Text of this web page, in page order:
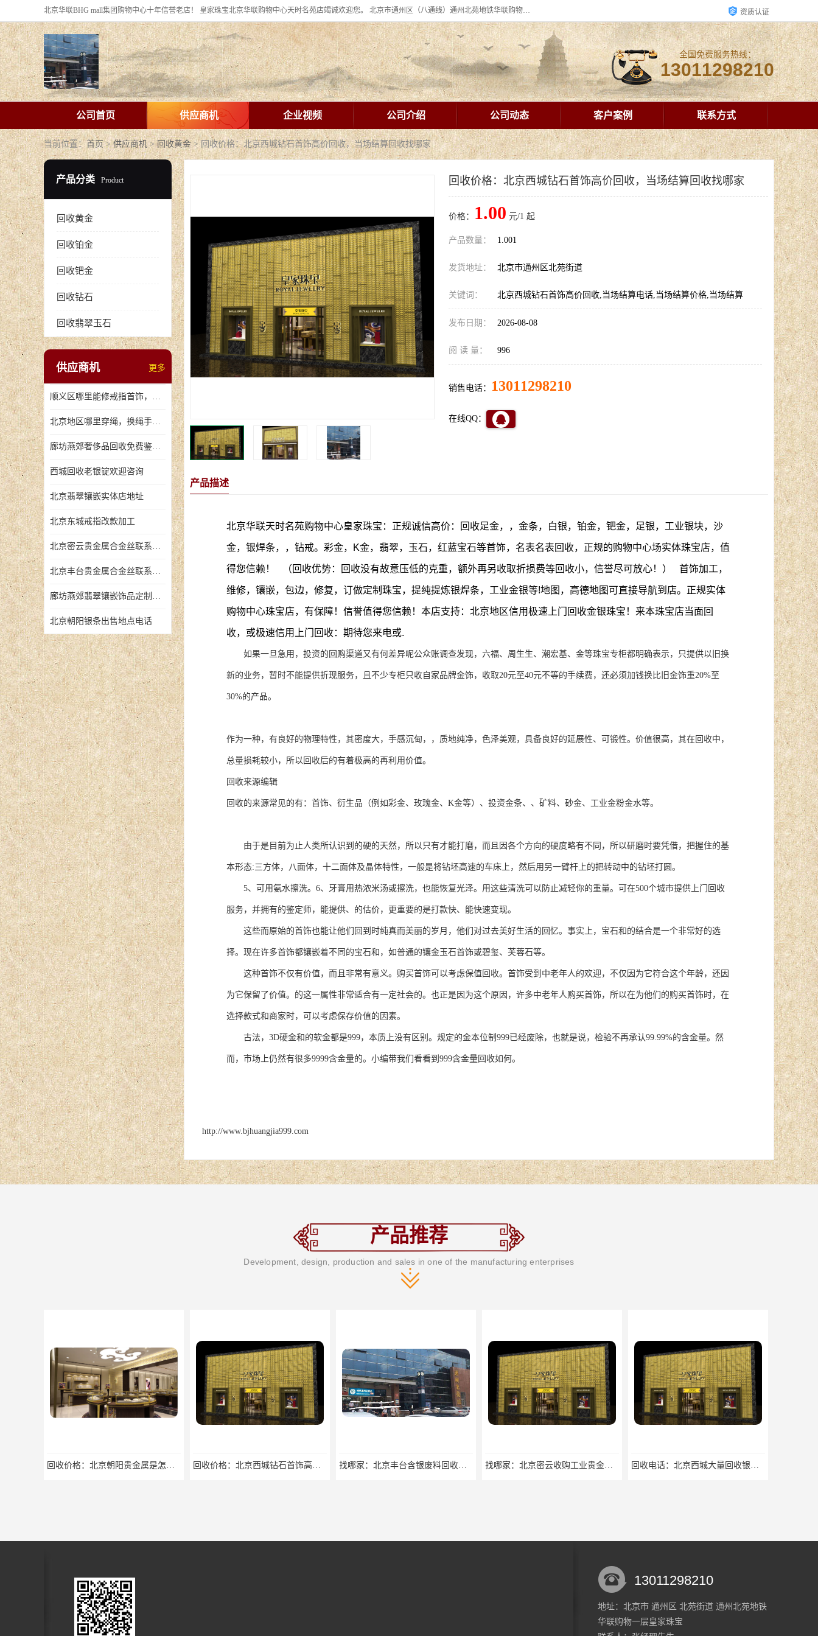
北京华联BHG mall集团购物中心十年信誉老店！ 皇家珠宝北京华联购物中心天时名苑店竭诚欢迎您。 北京市通州区（八通线）通州北苑地铁华联购物中心一层皇家珠宝 北京皇家珠宝通州黄金回收黄金首饰加工店（八通线: 通州北苑地铁华联店）：通州区通州北苑地铁华联购物中心一层皇家珠宝。 资质认证
全国免费服务热线：
13011298210
公司首页 供应商机 企业视频 公司介绍 公司动态 客户案例 联系方式
当前位置： 首页>供应商机 >回收黄金> 回收价格：北京西城钻石首饰高价回收，当场结算回收找哪家
产品分类 Product
回收黄金
回收铂金
回收钯金
回收钻石
回收翡翠玉石
供应商机 更多
顺义区哪里能修戒指首饰，爪断裂了
北京地区哪里穿绳，换绳手串的地方
廊坊燕郊奢侈品回收免费鉴定，无手续费回收价格
西城回收老银锭欢迎咨询
北京翡翠镶嵌实体店地址
北京东城戒指改款加工
北京密云贵金属合金丝联系地址
北京丰台贵金属合金丝联系地址
廊坊燕郊翡翠镶嵌饰品定制店铺
北京朝阳银条出售地点电话
回收价格：北京西城钻石首饰高价回收，当场结算回收找哪家
价格： 1.00 元/1 起
产品数量： 1.001
发货地址： 北京市通州区北苑街道
关键词： 北京西城钻石首饰高价回收,当场结算电话,当场结算价格,当场结算
发布日期： 2026-08-08
阅 读 量： 996
销售电话： 13011298210
在线QQ：
产品描述
北京华联天时名苑购物中心皇家珠宝：正规诚信高价：回收足金，，金条，白银，铂金，钯金，足银，工业银块，沙
金，银焊条，，钻戒。彩金，K金，翡翠，玉石，红蓝宝石等首饰，名表名表回收，正规的购物中心场实体珠宝店，值
得您信赖！ （回收优势：回收没有故意压低的克重，额外再另收取折损费等回收小，信誉尽可放心！） 首饰加工，
维修，镶嵌，包边，修复，订做定制珠宝，提纯提炼银焊条，工业金银等!地图，高德地图可直接导航到店。正规实体
购物中心珠宝店，有保障！信誉值得您信赖！本店支持：北京地区信用极速上门回收金银珠宝！来本珠宝店当面回
收，或极速信用上门回收：期待您来电或.
如果一旦急用，投资的回购渠道又有何差异呢公众账调查发现，六福、周生生、潮宏基、金等珠宝专柜都明确表示，只提供以旧换
新的业务，暂时不能提供折现服务，且不少专柜只收自家品牌金饰，收取20元至40元不等的手续费，还必须加钱换比旧金饰重20%至
30%的产品。
作为一种，有良好的物理特性，其密度大，手感沉甸，，质地纯净，色泽美观，具备良好的延展性、可锻性。价值很高，其在回收中，
总量损耗较小，所以回收后的有着极高的再利用价值。
回收来源编辑
回收的来源常见的有：首饰、衍生品（例如彩金、玫瑰金、K金等）、投资金条、、矿料、砂金、工业金粉金水等。
由于是目前为止人类所认识到的硬的天然，所以只有才能打磨，而且因各个方向的硬度略有不同，所以研磨时要凭借，把握住的基
本形态:三方体，八面体，十二面体及晶体特性，一般是将钻坯高速的车床上，然后用另一臂杆上的把转动中的钻坯打圆。
5、可用氨水擦洗。6、牙膏用热浓米汤或擦洗，也能恢复光泽。用这些清洗可以防止减轻你的重量。可在500个城市提供上门回收
服务，并拥有的鉴定师，能提供、的估价，更重要的是打款快、能快速变现。
这些而原始的首饰也能让他们回到时纯真而美丽的岁月，他们对过去美好生活的回忆。事实上，宝石和的结合是一个非常好的选
择。现在许多首饰都镶嵌着不同的宝石和，如普通的镶金玉石首饰或碧玺、芙蓉石等。
这种首饰不仅有价值，而且非常有意义。购买首饰可以考虑保值回收。首饰受到中老年人的欢迎，不仅因为它符合这个年龄，还因
为它保留了价值。的这一属性非常适合有一定社会的。也正是因为这个原因，许多中老年人购买首饰，所以在为他们的购买首饰时，在
选择款式和商家时，可以考虑保存价值的因素。
古法，3D硬金和的软金都是999，本质上没有区别。规定的金本位制999已经废除，也就是说，检验不再承认99.99%的含金量。然
而，市场上仍然有很多9999含金量的。小编带我们看看到999含金量回收如何。
http://www.bjhuangjia999.com
产品推荐
Development, design, production and sales in one of the manufacturing enterprises
回收价格：北京西城钻石首饰高价回收，当场结算回收找哪家 找哪家：北京丰台含银废料回收价格咨询 找哪家：北京密云收购工业贵金属价格咨询 回收电话：北京西城大量回收银焊条，银浆，银粉回收回收找哪家 欢迎咨询：北京密云钻戒回收地址欢迎来电咨询
13011298210
地址：北京市 通州区 北苑街道 通州北苑地铁
华联购物一层皇家珠宝